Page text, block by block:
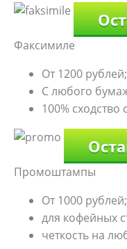
Факсимиле
От 1200 рублей;
С любого
100%
Промоштампы
От 1000 рублей;
для кофейных
четкость на